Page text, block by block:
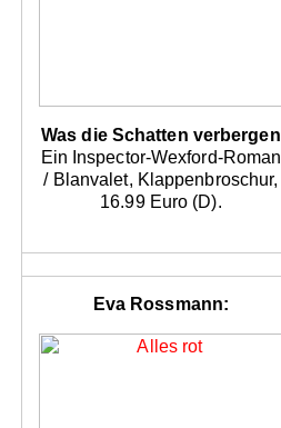
Was die Schatten verbergen
Ein Inspector-Wexford-Roman
/ Blanvalet, Klappenbroschur,
16.99 Euro (D).
Eva Rossmann: